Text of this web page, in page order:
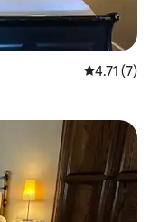
평점 4.71점
4.71 (7)